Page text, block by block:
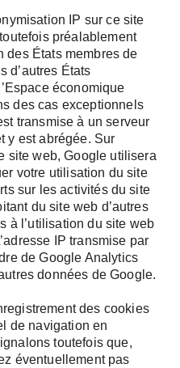
IP sur ce site
préalablement
des États membres de
d’autres États
économique
des cas exceptionnels
transmise à un serveur
y est abrégée. Sur
site web, Google utilisera
votre utilisation du site
sur les activités du site
du site web d’autres
à l’utilisation du site web
IP transmise par
de Google Analytics
données de Google.
des cookies
de navigation en
toutefois que,
éventuellement pas